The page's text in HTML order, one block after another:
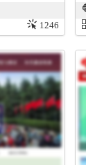
1246